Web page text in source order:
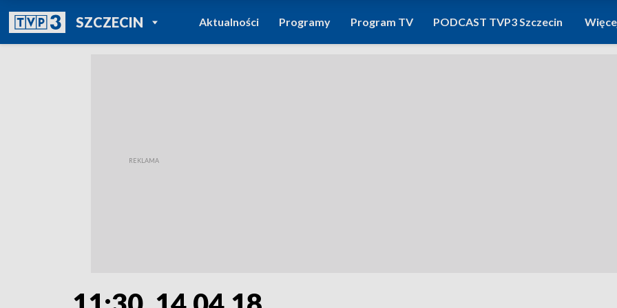
SZCZECINPOWRÓT DO
TVP REGIONY
Aktualności Programy Program TV PODCAST TVP3 Szczecin